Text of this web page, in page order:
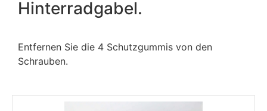
Hinterradgabel.
Entfernen Sie die 4 Schutzgummis von den
Schrauben.